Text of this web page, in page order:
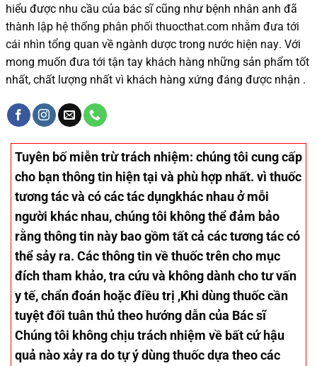
hiểu được nhu cầu của bác sĩcũng như bệnh nhân anh đã
thành lập hệ thống phân phối thuocthat.com nhằm đưa tới
cái nhìn tổng quan về ngành dược trong nước hiện nay. Với
mong muốn đưa tới tận tay khách hàng những sản phẩm tốt
nhất, chất lượng nhất vì khách hàng xứng đáng được nhận .
Tuyên bố miễn trừ trách nhiệm: chúng tôi cung cấp
cho bạn thông tin hiện tại và phù hợp nhất. vì thuốc
tương tác và có các tác dụngkhác nhau ở mỗi
người khác nhau, chúng tôi không thể đảm bảo
rằng thông tin này bao gồm tất cả các tương tác có
thể sảy ra. Các thông tin về thuốc trên cho mục
đích tham khảo, tra cứu và không dành cho tư vấn
y tế, chẩn đoán hoặc điều trị ,Khi dùng thuốc cần
tuyệt đối tuân thủ theo hướng dẫn của Bác sĩ
Chúng tôi không chịu trách nhiệm về bất cứ hậu
quả nào xảy ra do tự ý dùng thuốc dựa theo các